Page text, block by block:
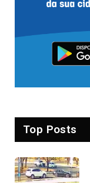
Top Posts